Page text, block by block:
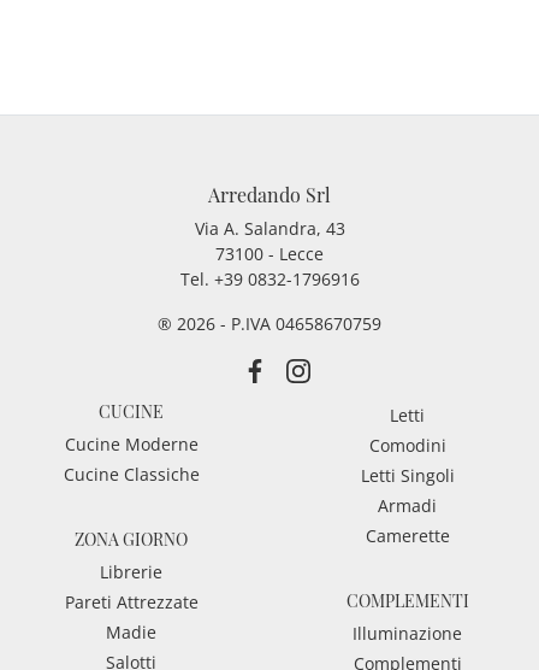
Arredando Srl
Via A. Salandra, 43
73100 - Lecce
Tel. +39 0832-1796916
® 2026 - P.IVA 04658670759
CUCINE
Cucine Moderne
Cucine Classiche
ZONA GIORNO
Librerie
Pareti Attrezzate
Madie
Salotti
Letti
Comodini
Letti Singoli
Armadi
Camerette
COMPLEMENTI
Illuminazione
Complementi